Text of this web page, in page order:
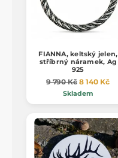
FIANNA, keltský jelen,
stříbrný náramek, Ag
925
9 790 Kč 8 140 Kč
Skladem